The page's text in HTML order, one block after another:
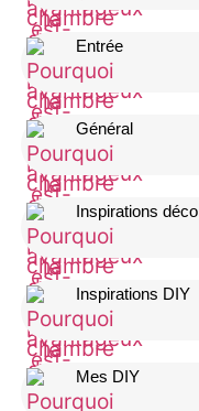
Entrée
Général
Inspirations déco
Inspirations DIY
Mes DIY